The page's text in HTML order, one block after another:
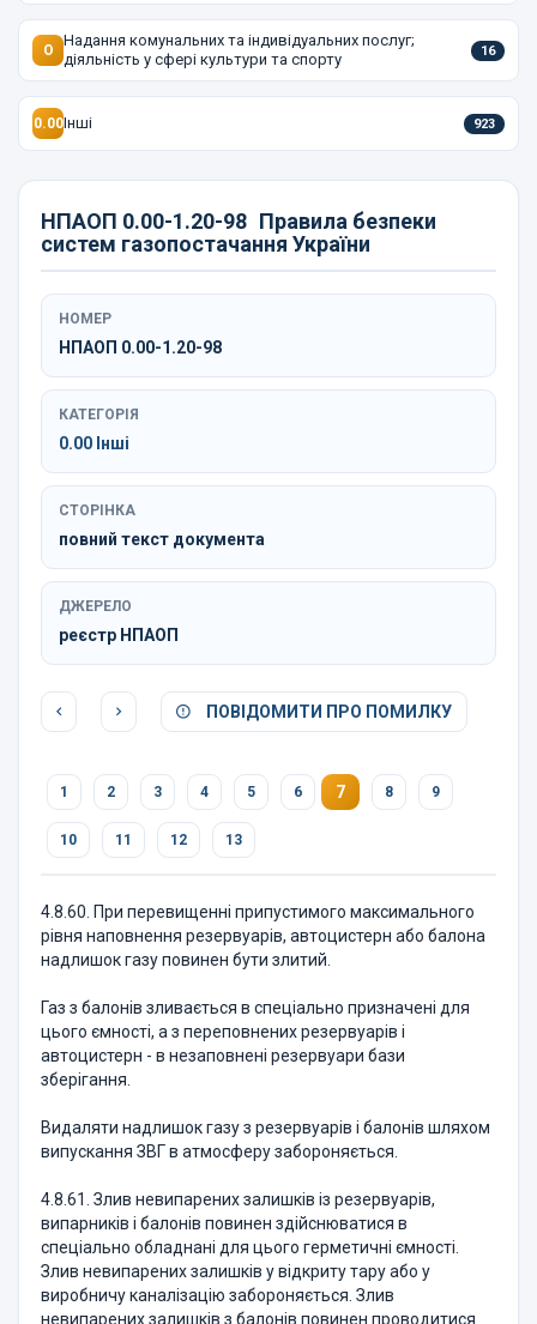
O
Надання комунальних та індивідуальних послуг;
діяльність у сфері культури та спорту
16
0.00Інші 923
НПАОП 0.00-1.20-98 Правила безпеки
систем газопостачання України
НОМЕР
НПАОП 0.00-1.20-98
КАТЕГОРІЯ
0.00 Інші
СТОРІНКА
повний текст документа
ДЖЕРЕЛО
реєстр НПАОП
ПОВІДОМИТИ ПРО ПОМИЛКУ
1 2 3 4 5 6 7 8 9
10 11 12 13
4.8.60. При перевищенні припустимого максимального
рівня наповнення резервуарів, автоцистерн або балона
надлишок газу повинен бути злитий.
Газ з балонів зливається в спеціально призначені для
цього ємності, а з переповнених резервуарів і
автоцистерн - в незаповнені резервуари бази
зберігання.
Видаляти надлишок газу з резервуарів і балонів шляхом
випускання ЗВГ в атмосферу забороняється.
4.8.61. Злив невипарених залишків із резервуарів,
випарників і балонів повинен здійснюватися в
спеціально обладнані для цього герметичні ємності.
Злив невипарених залишків у відкриту тару або у
виробничу каналізацію забороняється. Злив
невипарених залишків з балонів повинен проводитися